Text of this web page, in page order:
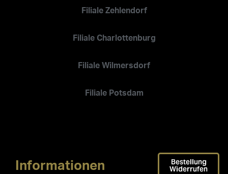
Filiale Zehlendorf
Filiale Charlottenburg
Filiale Wilmersdorf
Filiale Potsdam
Informationen Bestellung
Widerrufen